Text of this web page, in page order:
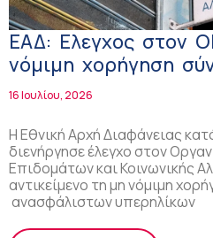
ΕΑΔ: Ελεγχος στον
νόμιμη χορήγηση
ανασφάλιστων
16 Ιουλίου, 2026
Η Εθνική Αρχή Διαφάνειας
διενήργησε έλεγχο στον
Επιδομάτων και Κοινωνικής
αντικείμενο τη μη νόμιμη
ανασφάλιστων υπερηλίκων